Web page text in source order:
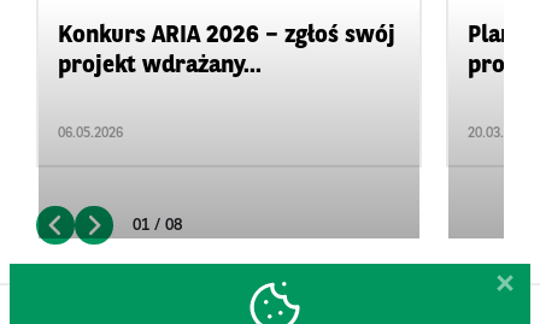
Konkurs ARIA 2026 – zgłoś swój
projekt wdrażany...
06.05.2026
Plan
20.03.2026
01 / 08